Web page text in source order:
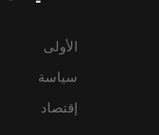
الأولى
سياسة
إقتصاد